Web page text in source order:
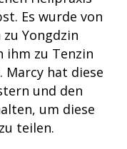
Es wurde von
Yongdzin
ihm zu Tenzin
Marcy hat diese
und den
um diese
teilen.